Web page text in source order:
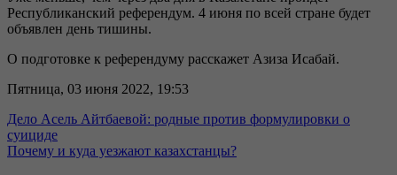
Республиканский референдум. 4 июня по всей стране будет
объявлен день тишины.
О подготовке к референдуму расскажет Азиза Исабай.
Пятница, 03 июня 2022, 19:53
Дело Асель Айтбаевой: родные против формулировки о
суициде
Почему и куда уезжают казахстанцы?